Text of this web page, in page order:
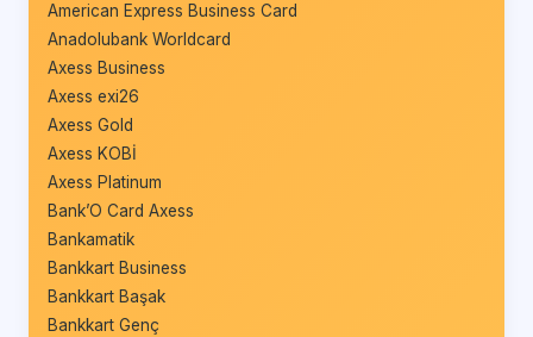
American Express Business Card
Anadolubank Worldcard
Axess Business
Axess exi26
Axess Gold
Axess KOBİ
Axess Platinum
Bank’O Card Axess
Bankamatik
Bankkart Business
Bankkart Başak
Bankkart Genç